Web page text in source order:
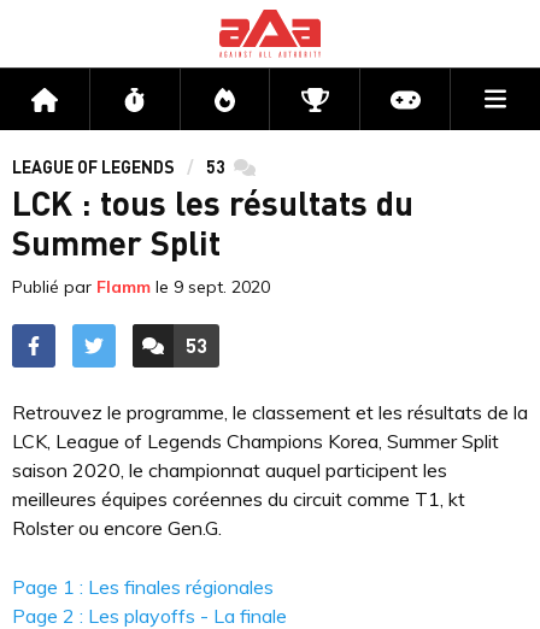
Accueil Flux Directs CompétitionsActu jeux
LEAGUE OF LEGENDS 53 commentaires
LCK : tous les résultats du
Summer Split
Publié par Flamm le 9 sept. 2020
ACCÉDER AUX
53
COMMENTAIRES
Retrouvez le programme, le classement et les résultats de la
LCK, League of Legends Champions Korea, Summer Split
saison 2020, le championnat auquel participent les
meilleures équipes coréennes du circuit comme T1, kt
Rolster ou encore Gen.G.
Page 1 : Les finales régionales
Page 2 : Les playoffs - La finale